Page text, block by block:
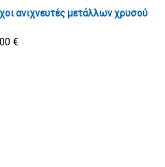
ανιχνευτές μετάλλων χρυσού
€